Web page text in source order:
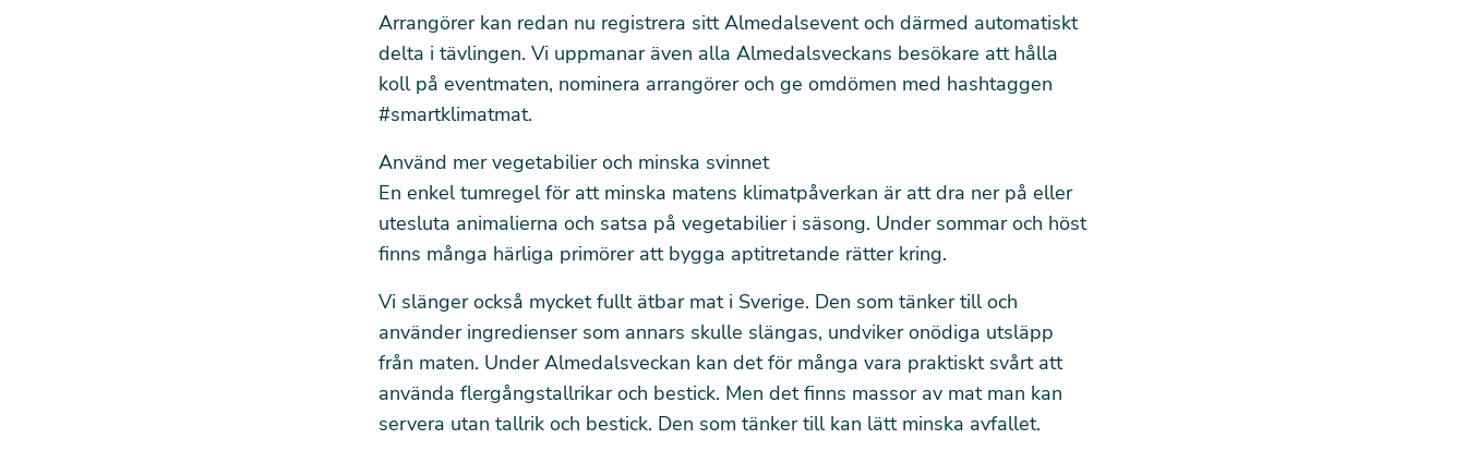
Arrangörer kan redan nu registrera sitt Almedalseventoch därmed automatiskt
delta i tävlingen. Vi uppmanar även alla Almedalsveckans besökare att hålla
koll på eventmaten, nominera arrangörer och ge omdömen med hashtaggen
#smartklimatmat.
Använd mer vegetabilier och minska svinnet
En enkel tumregel för att minska matens klimatpåverkan är att dra ner på eller
utesluta animalierna och satsa på vegetabilier i säsong. Under sommar och höst
finns många härliga primörer att bygga aptitretande rätter kring.
Vi slänger också mycket fullt ätbar mat i Sverige. Den som tänker till och
använder ingredienser som annars skulle slängas, undviker onödiga utsläpp
från maten. Under Almedalsveckan kan det för många vara praktiskt svårt att
använda flergångstallrikar och bestick. Men det finns massor av mat man kan
servera utan tallrik och bestick. Den som tänker till kan lätt minska avfallet.